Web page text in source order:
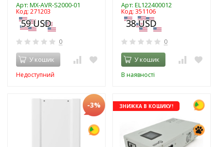
Арт: MX-AVR-S2000-01
Код: 271203
0
У кошик
Недоступний
Арт: EL122400012
Код: 351106
0
У кошик
В наявності
-3% ЗНИЖКА В КОШИКУ!